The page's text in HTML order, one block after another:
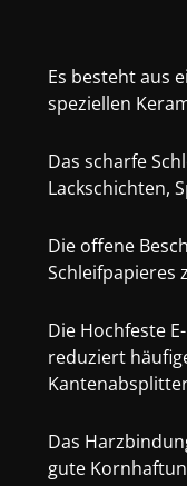
Es besteht aus
speziellen
Das scharfe
Lackschichten,
Die offene
Schleifpapieres
Die Hochfeste
reduziert
Das
gute